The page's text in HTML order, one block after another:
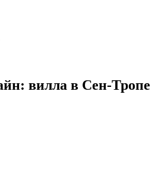
вилла в Сен-Тропе